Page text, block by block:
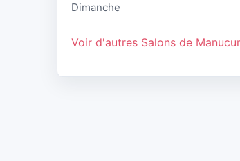
Dimanche
Voir d'autres Salons de